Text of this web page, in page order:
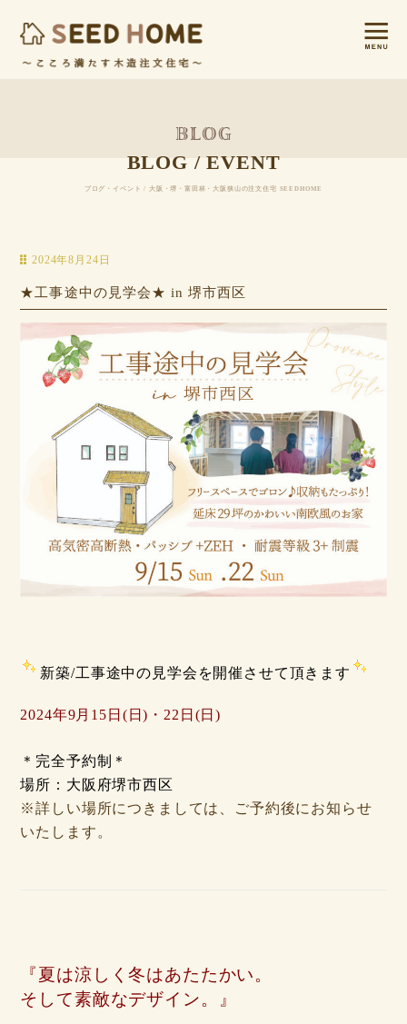
BLOG / EVENT
ブログ・イベント / 大阪・堺・富田林・大阪狭山の注文住宅 SEEDHOME
2024年8月24日
★工事途中の見学会★ in 堺市西区
新築/工事途中の見学会を開催させて頂きます
2024年9月15日(日)・22 日(日)
＊完全予約制＊
場所：大阪府堺市西区
※詳しい場所につきましては、ご予約後にお知らせ
いたします。
『夏は涼しく冬はあたたかい。
そして素敵なデザイン。』